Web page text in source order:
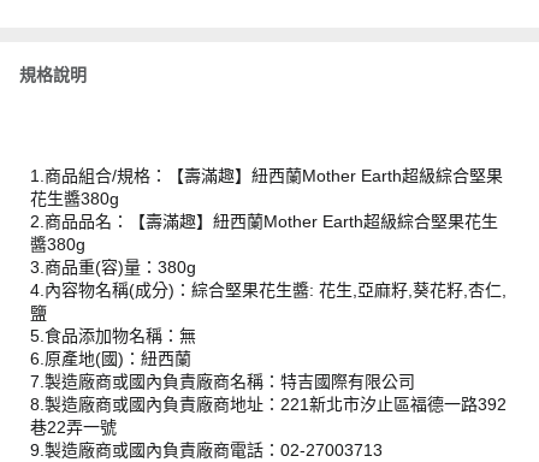
規格說明
1.商品組合/規格：【壽滿趣】紐西蘭Mother Earth超級綜合堅果
花生醬380g
2.商品品名：【壽滿趣】紐西蘭Mother Earth超級綜合堅果花生
醬380g
3.商品重(容)量：380g
4.內容物名稱(成分)：綜合堅果花生醬: 花生,亞麻籽,葵花籽,杏仁,
鹽
5.食品添加物名稱：無
6.原產地(國)：紐西蘭
7.製造廠商或國內負責廠商名稱：特吉國際有限公司
8.製造廠商或國內負責廠商地址：221新北市汐止區福德一路392
巷22弄一號
9.製造廠商或國內負責廠商電話：02-27003713